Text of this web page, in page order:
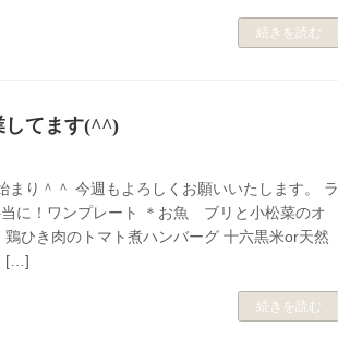
続きを読む
してます(^^)
まり＾＾ 今週もよろしくお願いいたします。 ラ
に！ワンプレート ＊お魚 ブリと小松菜のオ
ひき肉のトマト煮ハンバーグ 十六黒米or天然
[…]
続きを読む